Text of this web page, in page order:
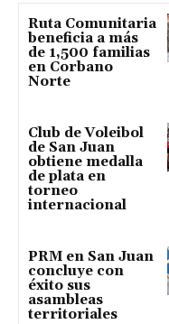
Ruta Comunitaria
beneficia a más
de 1,500 familias
en Corbano
Norte
Club de Voleibol
de San Juan
obtiene medalla
de plata en
torneo
internacional
PRM en San Juan
concluye con
éxito sus
asambleas
territoriales